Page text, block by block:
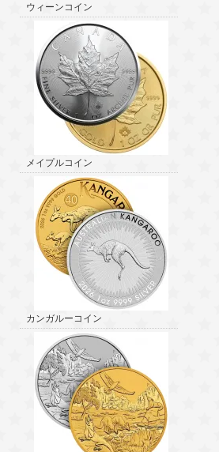
ウィーンコイン
メイプルコイン
カンガルーコイン